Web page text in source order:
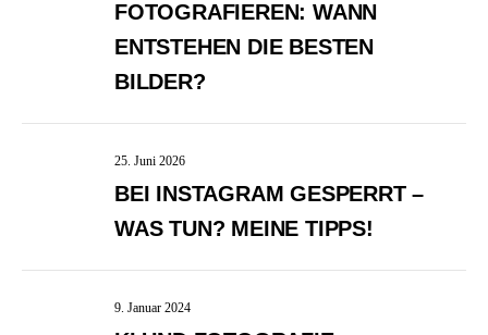
FOTOGRAFIEREN: WANN
ENTSTEHEN DIE BESTEN
BILDER?
25. Juni 2026
BEI INSTAGRAM GESPERRT –
WAS TUN? MEINE TIPPS!
9. Januar 2024